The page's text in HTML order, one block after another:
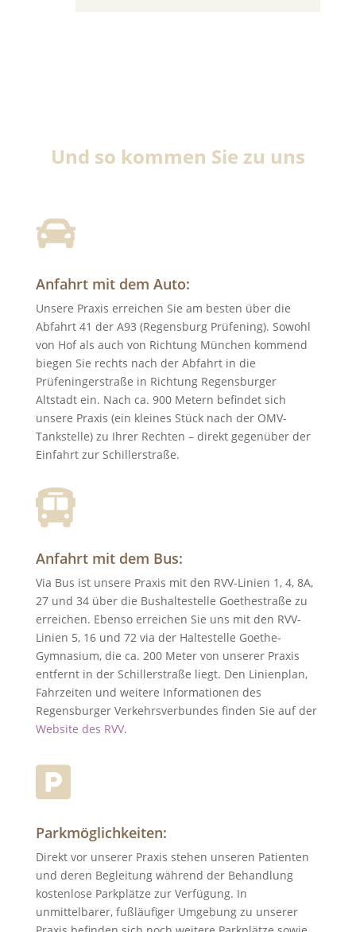
Und so kommen Sie zu uns

Anfahrt mit dem Auto:
Unsere Praxis erreichen Sie am besten über die
Abfahrt 41 der A93 (Regensburg Prüfening). Sowohl
von Hof als auch von Richtung München kommend
biegen Sie rechts nach der Abfahrt in die
Prüfeningerstraße in Richtung Regensburger
Altstadt ein. Nach ca. 900 Metern befindet sich
unsere Praxis (ein kleines Stück nach der OMV-
Tankstelle) zu Ihrer Rechten – direkt gegenüber der
Einfahrt zur Schillerstraße.

Anfahrt mit dem Bus:
Via Bus ist unsere Praxis mit den RVV-Linien 1, 4, 8A,
27 und 34 über die Bushaltestelle Goethestraße zu
erreichen. Ebenso erreichen Sie uns mit den RVV-
Linien 5, 16 und 72 via der Haltestelle Goethe-
Gymnasium, die ca. 200 Meter von unserer Praxis
entfernt in der Schillerstraße liegt. Den Linienplan,
Fahrzeiten und weitere Informationen des
Regensburger Verkehrsverbundes finden Sie auf der
Website des RVV.

Parkmöglichkeiten:
Direkt vor unserer Praxis stehen unseren Patienten
und deren Begleitung während der Behandlung
kostenlose Parkplätze zur Verfügung. In
unmittelbarer, fußläufiger Umgebung zu unserer